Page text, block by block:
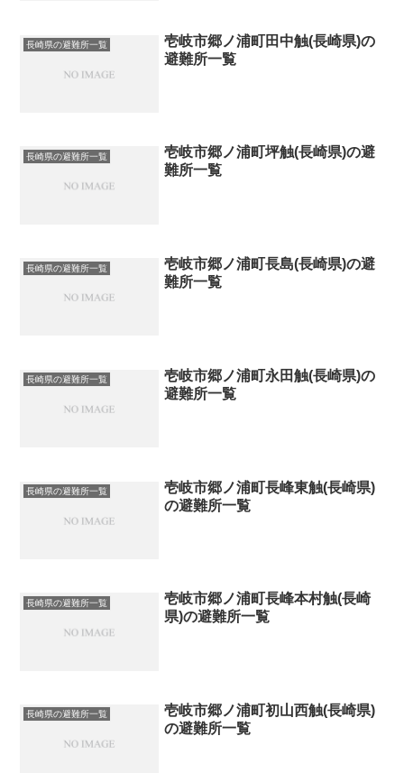
長崎県の避難所一覧
壱岐市郷ノ浦町田中触(長崎県)の
避難所一覧
長崎県の避難所一覧
壱岐市郷ノ浦町坪触(長崎県)の避
難所一覧
長崎県の避難所一覧
壱岐市郷ノ浦町長島(長崎県)の避
難所一覧
長崎県の避難所一覧
壱岐市郷ノ浦町永田触(長崎県)の
避難所一覧
長崎県の避難所一覧
壱岐市郷ノ浦町長峰東触(長崎県)
の避難所一覧
長崎県の避難所一覧
壱岐市郷ノ浦町長峰本村触(長崎
県)の避難所一覧
長崎県の避難所一覧
壱岐市郷ノ浦町初山西触(長崎県)
の避難所一覧